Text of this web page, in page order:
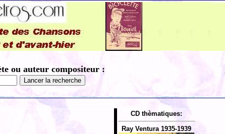
ou auteur compositeur :
CD thèmatiques:
Ray Ventura 1935-1939